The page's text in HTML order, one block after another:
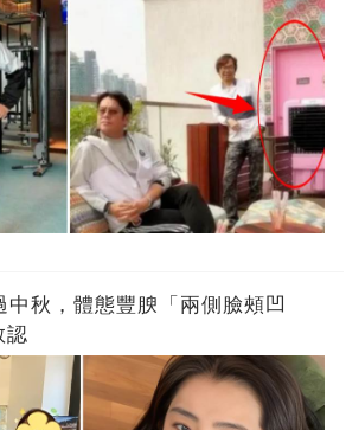
中秋，體態豐腴「兩側臉頰凹
認